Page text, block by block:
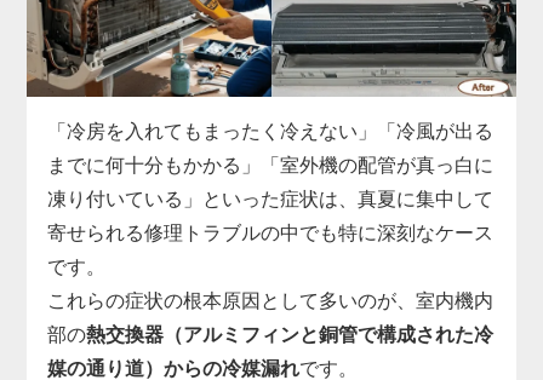
ーへの通電が遮断される、ファンモーターへ正常な
指示が出せていない、リモコン信号を受信できない
など、基板故障の症状は多岐にわたります。
は、機種ごとに専用の基板を取り寄せ、診断・交換
まで一貫対応。
制御基板の交換には専用工具と電気系統の知識が必
須で、無理に自分で電源を入れ直すと他の部品まで
巻き込んで故障が拡大することがあります。
「勝手に止まる」「エラー表示が消えない」と感じ
たら、まずはお早めに点検をご依頼ください。
「冷房を入れてもまったく冷えない」「冷風が出る
までに何十分もかかる」「室外機の配管が真っ白に
凍り付いている」といった症状は、真夏に集中して
寄せられる修理トラブルの中でも特に深刻なケース
です。
これらの症状の根本原因として多いのが、室内機内
部の熱交換器（アルミフィンと銅管で構成された冷
媒の通り道）からの冷媒漏れです。